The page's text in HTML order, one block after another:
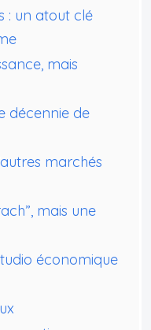
: un atout clé
mais
décennie de
marchés
mais une
économique